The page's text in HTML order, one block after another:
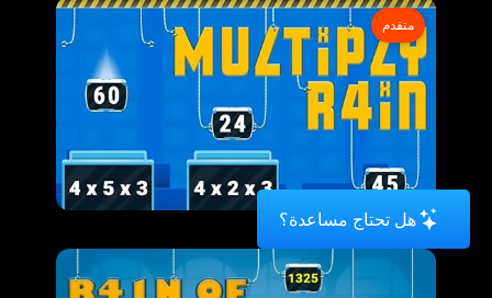
متقدم
هل تحتاج مساعدة؟